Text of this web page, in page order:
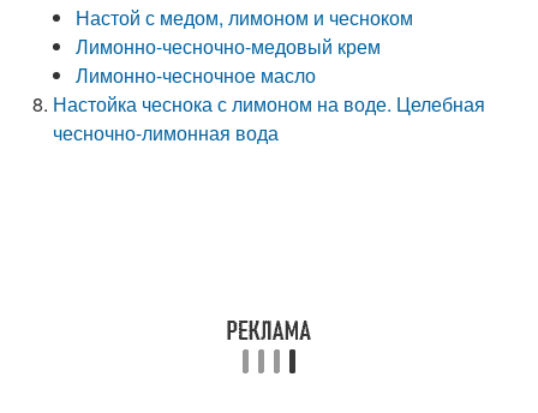
Настой с медом, лимоном и чесноком
Лимонно-чесночно-медовый крем
Лимонно-чесночное масло
Настойка чеснока с лимоном на воде. Целебная
чесночно-лимонная вода